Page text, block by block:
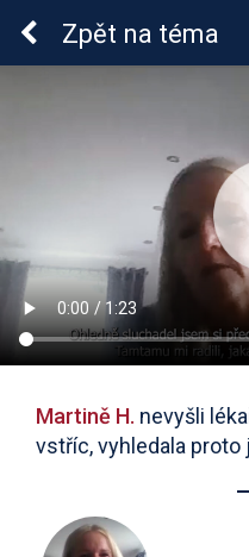
Sluchová
Zpět na téma
Martině H. nevyšli
vstříc, vyhledala proto